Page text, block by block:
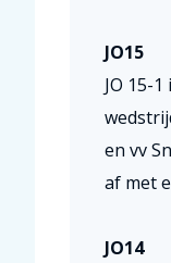
JO15
JO 15-
en vv
af met
JO14